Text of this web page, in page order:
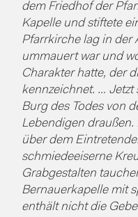
dem Friedhof der
Kapelle und stiftete
Pfarrkirche lag in der
ummauert war und
Charakter hatte, der
kennzeichnet. … Jetzt
Burg des Todes von
Lebendigen
über dem
schmiedeeiserne
Grabgestalten
Bernauerkapelle mit
enthält nicht die